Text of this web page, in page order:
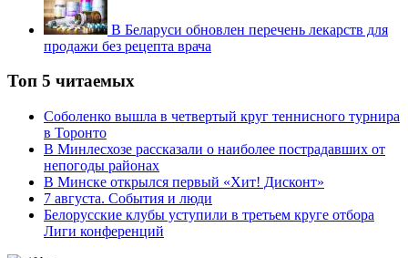
В Беларуси обновлен перечень лекарств для
продажи без рецепта врача
Топ 5 читаемых
Соболенко вышла в четвертый круг теннисного турнира
в Торонто
В Минлесхозе рассказали о наиболее пострадавших от
непогоды районах
В Минске открылся первый «Хит! Дисконт»
7 августа. События и люди
Белорусские клубы уступили в третьем круге отбора
Лиги конференций